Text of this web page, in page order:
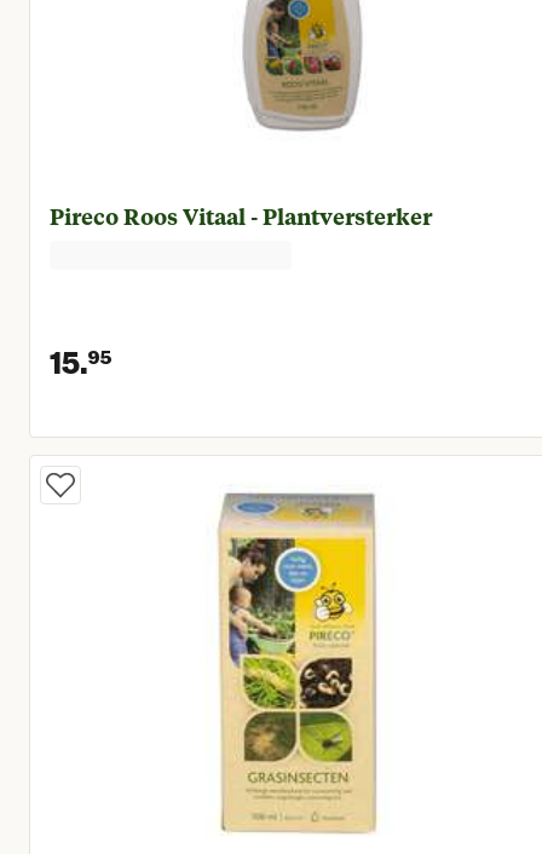
Pireco Roos Vitaal - Plantversterker
15.95
Huidige prijs € 15,95